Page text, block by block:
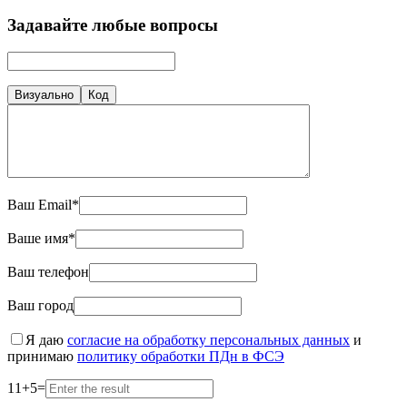
Задавайте любые вопросы
Визуально Код
Ваш Email*
Ваше имя*
Ваш телефон
Ваш город
Я даю согласие на обработку персональных данных и
принимаю политику обработки ПДн в ФСЭ
11+5=